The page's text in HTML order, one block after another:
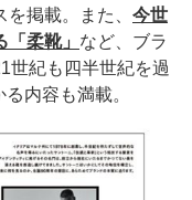
掲載。また、 今世
柔靴」 など、ブラ
世紀も四半世紀を過
内容も満載。